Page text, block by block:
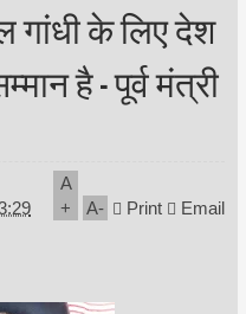
गांधी के लिए देश
है - पूर्व मंत्री
A
+
A- Print Email